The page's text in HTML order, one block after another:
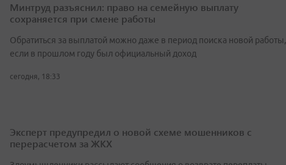
Минтруд разъяснил: право на семейную выплату
сохраняется при смене работы
Обратиться за выплатой можно даже в период поиска новой работы,
если в прошлом году был официальный доход
сегодня, 18:33
Эксперт предупредил о новой схеме мошенников с
перерасчетом за ЖКХ